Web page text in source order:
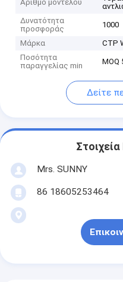
Αριθμό μοντέλου
Δυνατότητα
προσφοράς
1000
Μάρκα
CTP
Ποσότητα
παραγγελίας min
Δείτε
Mrs. SUNNY
86 18605253464